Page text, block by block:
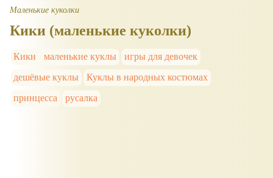
Маленькие куколки
Кики (маленькие куколки)
Кики маленькие куклы
игры для девочек
дешёвые куклы
Куклы в народных костюмах
принцесса
русалка